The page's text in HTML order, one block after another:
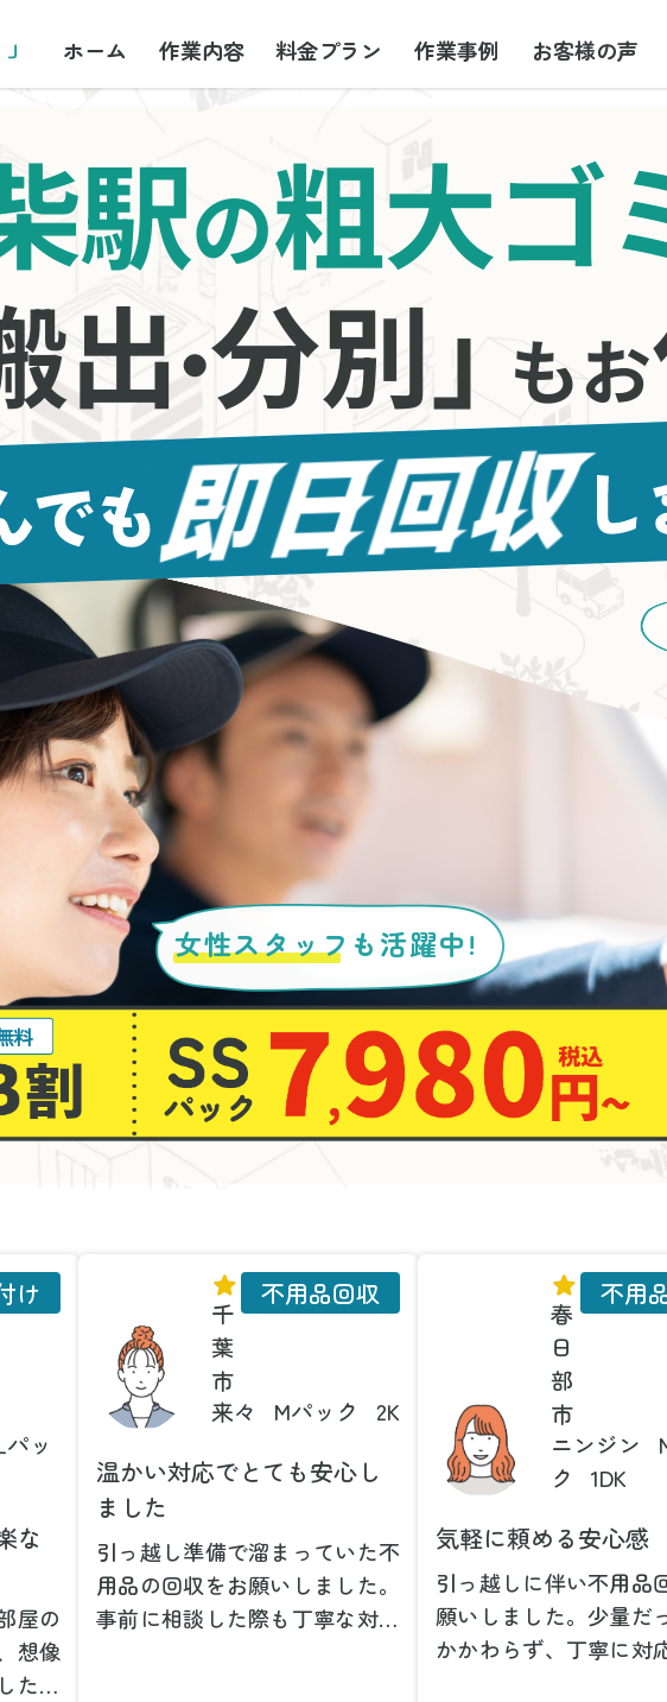
ホーム 作業内容 料金プラン 作業事例 お客様の声
駅の粗大ゴ
出・分別」もお
女性スタッフ も活躍中!
パッ
け
な
屋の
想像
た。
千
葉
市
来々
Mパック 2K
不用品回収
温かい対応でとても安心し
ました
引っ越し準備で溜まっていた不
用品の回収をお願いしました。
事前に相談した際も丁寧な対応
春
日
部
市
ニンジン
ク
1DK
不用
気軽に頼める安心感
引っ越しに伴い不用品
願いしました。少量だ
かかわらず、丁寧に対